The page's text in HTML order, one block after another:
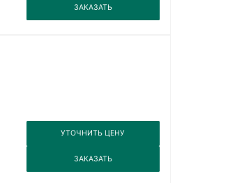
ЗАКАЗАТЬ
УТОЧНИТЬ ЦЕНУ
ЗАКАЗАТЬ